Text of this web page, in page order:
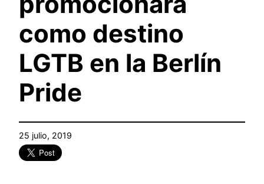
como destino
LGTB en la Berlín
Pride
25 julio, 2019